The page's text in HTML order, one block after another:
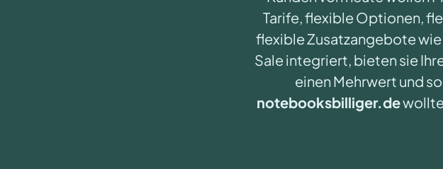
Tarife, flexible Optionen,
flexible Zusatzangebote
Sale integriert, bieten sie
einen Mehrwert und
notebooksbilliger.dewollte